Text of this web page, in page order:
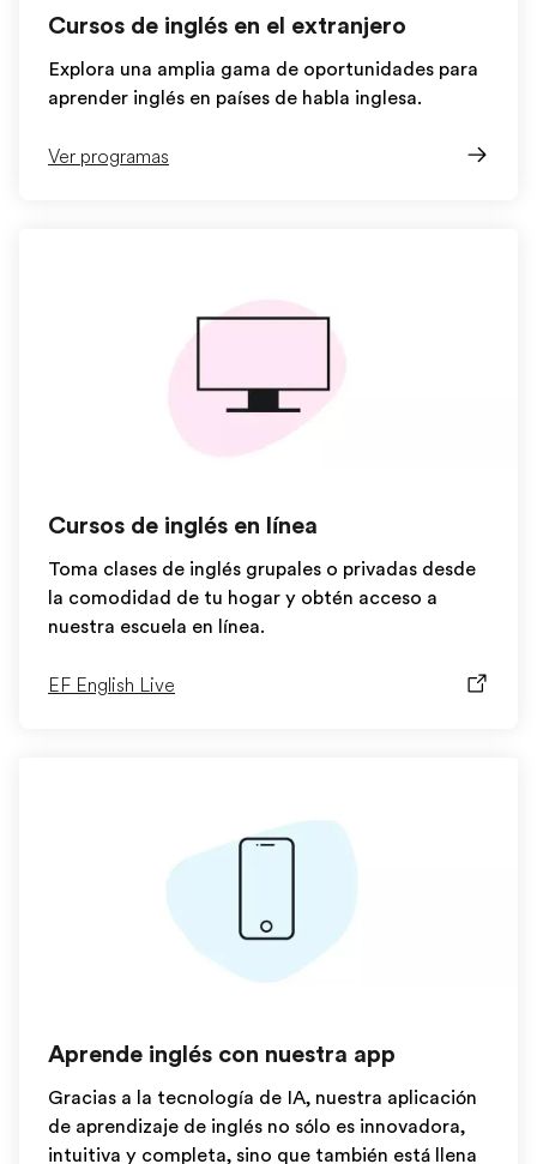
Cursos de inglés en el extranjero
Explora una amplia gama de oportunidades para
aprender inglés en países de habla inglesa.
Ver programas
Cursos de inglés en línea
Toma clases de inglés grupales o privadas desde
la comodidad de tu hogar y obtén acceso a
nuestra escuela en línea.
EF English Live
Aprende inglés con nuestra app
Gracias a la tecnología de IA, nuestra aplicación
de aprendizaje de inglés no sólo es innovadora,
intuitiva y completa, sino que también está llena